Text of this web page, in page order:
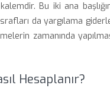
Bu iki ana
da yargılama
zamanında
Hesaplanır?